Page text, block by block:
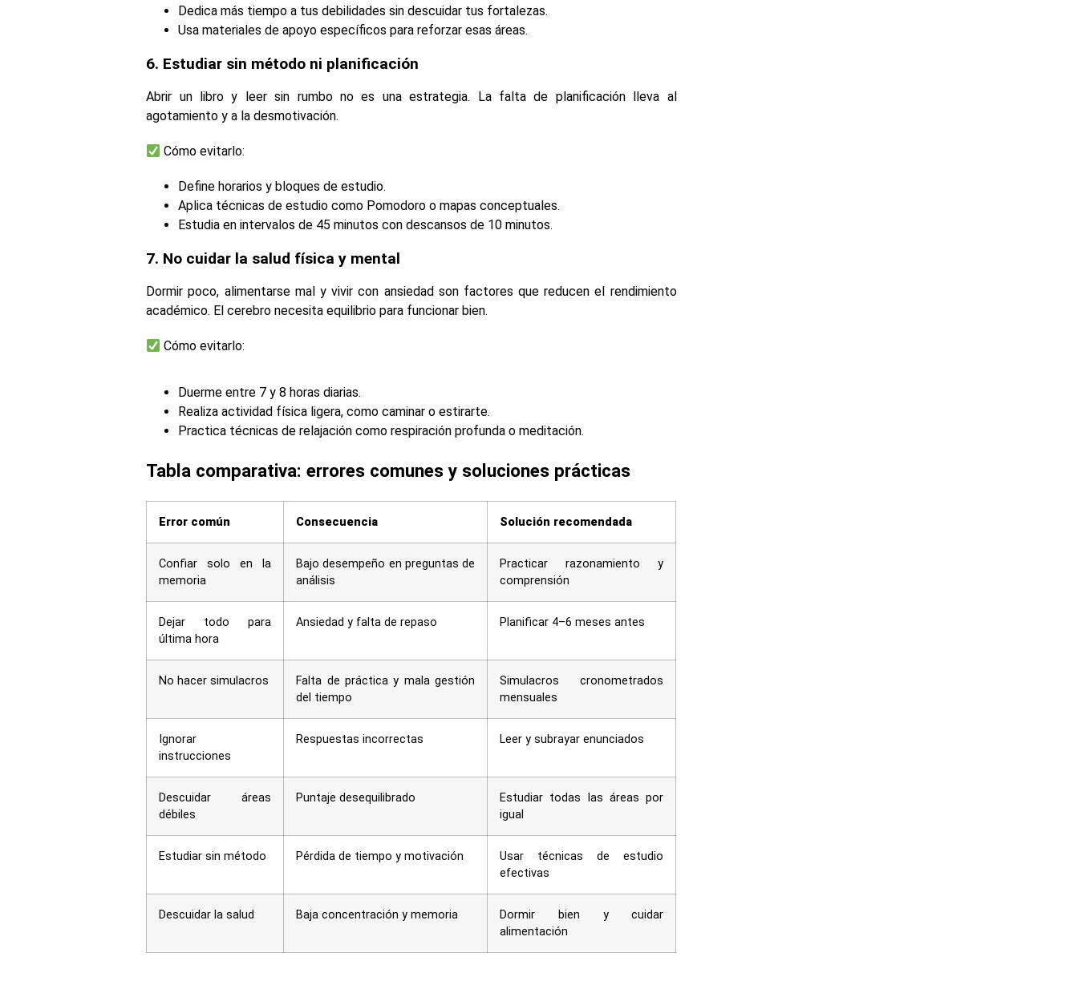
Dedica más tiempo a tus debilidades sin descuidar tus fortalezas.
Usa materiales de apoyo específicos para reforzar esas áreas.
6. Estudiar sin método ni planificación
Abrir un libro y leer sin rumbo no es una estrategia. La falta de planificación lleva al
agotamiento y a la desmotivación.
Cómo evitarlo:
Define horarios y bloques de estudio.
Aplica técnicas de estudio como Pomodoro o mapas conceptuales.
Estudia en intervalos de 45 minutos con descansos de 10 minutos.
7. No cuidar la salud física y mental
Dormir poco, alimentarse mal y vivir con ansiedad son factores que reducen el rendimiento
académico. El cerebro necesita equilibrio para funcionar bien.
Cómo evitarlo:
Duerme entre 7 y 8 horas diarias.
Realiza actividad física ligera, como caminar o estirarte.
Practica técnicas de relajación como respiración profunda o meditación.
Tabla comparativa: errores comunes y soluciones prácticas
Error común Consecuencia Solución recomendada
Confiar solo en la
memoria
Bajo desempeño en preguntas de
análisis
Practicar razonamiento y
comprensión
Dejar todo para
última hora
Ansiedad y falta de repaso Planificar 4–6 meses antes
No hacer simulacros
Falta de práctica y mala gestión
del tiempo
Simulacros cronometrados
mensuales
Ignorar
instrucciones
Respuestas incorrectas Leer y subrayar enunciados
Descuidar áreas
débiles
Puntaje desequilibrado
Estudiar todas las áreas por
igual
Estudiar sin método Pérdida de tiempo y motivación
Usar técnicas de estudio
efectivas
Descuidar la salud Baja concentración y memoria
Dormir bien y cuidar
alimentación